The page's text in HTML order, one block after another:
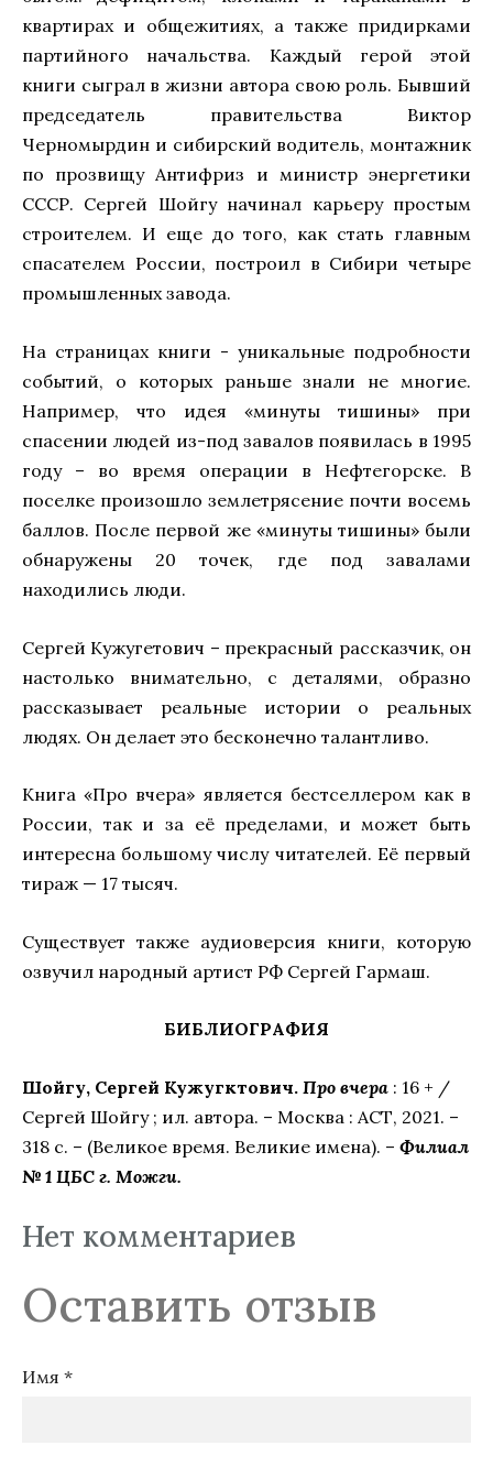
квартирах и общежитиях, а также придирками
партийного начальства. Каждый герой этой
книги сыграл в жизни автора свою роль. Бывший
председатель правительства Виктор
Черномырдин и сибирский водитель, монтажник
по прозвищу Антифриз и министр энергетики
СССР. Сергей Шойгу начинал карьеру простым
строителем. И еще до того, как стать главным
спасателем России, построил в Сибири четыре
промышленных завода.
На страницах книги - уникальные подробности
событий, о которых раньше знали не многие.
Например, что идея «минуты тишины» при
спасении людей из-под завалов появилась в 1995
году – во время операции в Нефтегорске. В
поселке произошло землетрясение почти восемь
баллов. После первой же «минуты тишины» были
обнаружены 20 точек, где под завалами
находились люди.
Сергей Кужугетович – прекрасный рассказчик, он
настолько внимательно, с деталями, образно
рассказывает реальные истории о реальных
людях. Он делает это бесконечно талантливо.
Книга «Про вчера» является бестселлером как в
России, так и за её пределами, и может быть
интересна большому числу читателей. Её первый
тираж — 17 тысяч.
Существует также аудиоверсия книги, которую
озвучил народный артист РФ Сергей Гармаш.
БИБЛИОГРАФИЯ
Шойгу, Сергей Кужугктович. Про вчера : 16 + /
Сергей Шойгу ; ил. автора. – Москва : АСТ, 2021. –
318 с. – (Великое время. Великие имена). – Филиал
№ 1 ЦБС г. Можги.
Нет комментариев
Оставить отзыв
Имя *